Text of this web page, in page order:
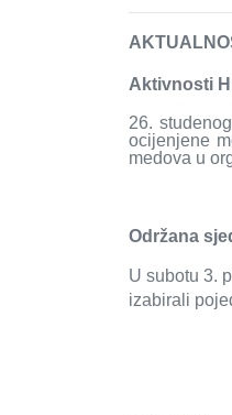
Aktivnosti
26.
ocijenjene
medova u
Održana
U subotu 3.
izabirali